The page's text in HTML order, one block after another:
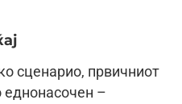
сценарио, првичниот
еднонасочен –